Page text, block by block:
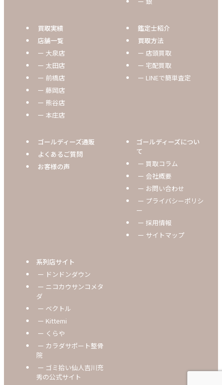
買取実績
店舗一覧
ー 大泉店
ー 太田店
ー 前橋店
ー 藤岡店
ー 熊谷店
ー 本庄店
鑑定士紹介
買取方法
ー 店頭買取
ー 宅配買取
ー LINEで簡単査定
ゴールディーズ通販
よくあるご質問
お客様の声
ゴールディーズについ
て
ー 買取コラム
ー 会社概要
ー お問い合わせ
ー プライバシーポリシ
ー
ー 採用情報
ー サイトマップ
系列店サイト
ー ドンドンダウン
ー ニコカウサンコメタ
ダ
ー ベクトル
ー Kittemi
ー くらや
ー カラダサポート整骨
院
ー ゴミ拾い仙人吉川充
秀の公式サイト